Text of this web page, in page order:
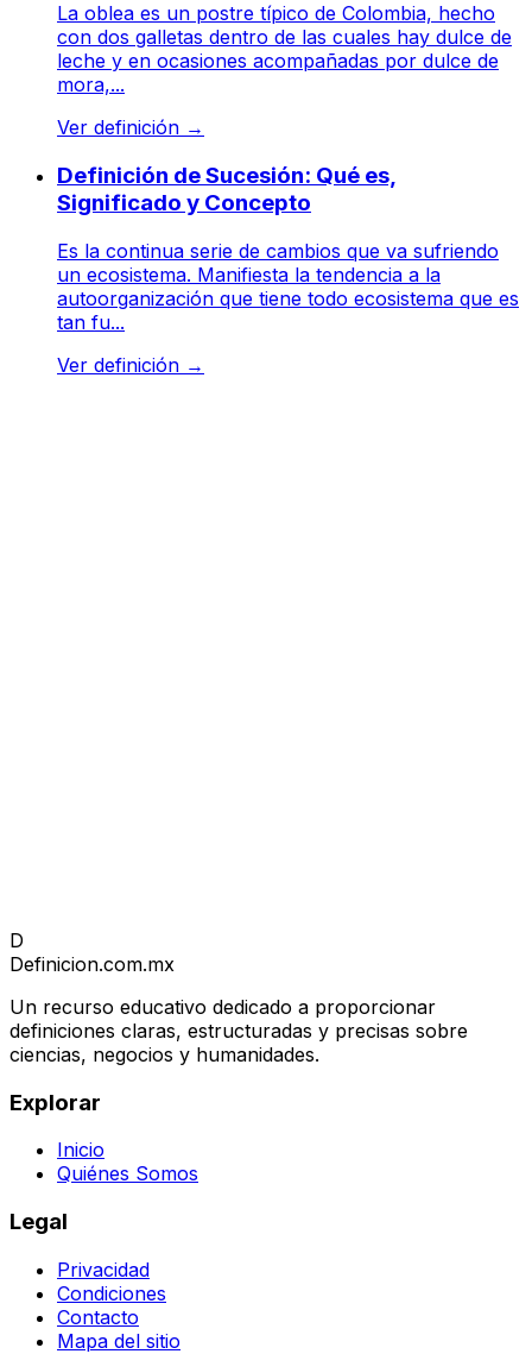
La oblea es un postre típico de Colombia, hecho
con dos galletas dentro de las cuales hay dulce de
leche y en ocasiones acompañadas por dulce de
mora,...
Ver definición →
Definición de Sucesión: Qué es,
Significado y Concepto
Es la continua serie de cambios que va sufriendo
un ecosistema. Manifiesta la tendencia a la
autoorganización que tiene todo ecosistema que es
tan fu...
Ver definición →
D
Definicion.com.mx
Un recurso educativo dedicado a proporcionar
definiciones claras, estructuradas y precisas sobre
ciencias, negocios y humanidades.
Explorar
Inicio
Quiénes Somos
Legal
Privacidad
Condiciones
Contacto
Mapa del sitio